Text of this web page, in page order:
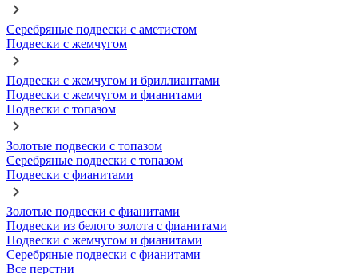
Серебряные подвески с аметистом
Подвески с жемчугом
Подвески с жемчугом и бриллиантами
Подвески с жемчугом и фианитами
Подвески с топазом
Золотые подвески с топазом
Серебряные подвески с топазом
Подвески с фианитами
Золотые подвески с фианитами
Подвески из белого золота с фианитами
Подвески с жемчугом и фианитами
Серебряные подвески с фианитами
Все перстни